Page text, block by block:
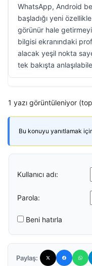
WhatsApp, Android
başladığı yeni
görünür hale
bilgisi ekranındaki
alacak yeşil nokta
tek bakışta
1 yazı görüntüleniyor
Bu konuyu yanıtlamak
Kullanıcı adı:
Parola:
Beni hatırla
Paylaş: